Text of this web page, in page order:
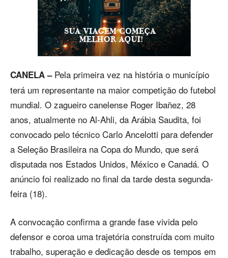
CANELA – Pela primeira vez na história o município
terá um representante na maior competição do futebol
mundial. O zagueiro canelense Roger Ibañez, 28
anos, atualmente no Al-Ahli, da Arábia Saudita, foi
convocado pelo técnico Carlo Ancelotti para defender
a Seleção Brasileira na Copa do Mundo, que será
disputada nos Estados Unidos, México e Canadá. O
anúncio foi realizado no final da tarde desta segunda-
feira (18).
A convocação confirma a grande fase vivida pelo
defensor e coroa uma trajetória construída com muito
trabalho, superação e dedicação desde os tempos em